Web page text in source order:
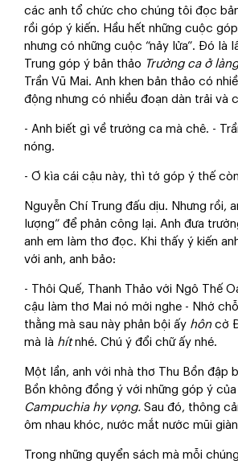
các anh tổ chức cho chúng tôi đọc
rồi góp ý kiến. Hầu hết những cuộc
nhưng có những cuộc “nảy lửa”. Đó là
Trung góp ý bản thảo Trường ca ở
Trần Vũ Mai. Anh khen bản thảo có
động nhưng có nhiều đoạn dàn trải và
- Anh biết gì về trường ca mà chê. -
nóng.
- Ơ kìa cái cậu này, thì tớ góp ý thế
Nguyễn Chí Trung đấu dịu. Nhưng rồi,
lượng” để phản công lại. Anh đưa
anh em làm thơ đọc. Khi thấy ý kiến
với anh, anh bảo:
- Thôi Quế, Thanh Thảo với Ngô Thế
cậu làm thơ Mai nó mới nghe - Nhớ
thằng mà sau này phản bội ấy hôn cờ
mà là hítnhé. Chú ý đổi chữ ấy nhé.
Một lần, anh với nhà thơ Thu Bồn đập
Bồn không đồng ý với những góp ý
Campuchia hy vọng. Sau đó, thông
ôm nhau khóc, nước mắt nước mũi
Trong những quyển sách mà mỗi